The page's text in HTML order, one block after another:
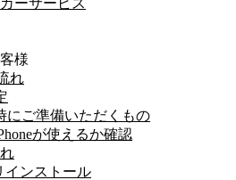
ーサービス
様
れ
にご準備いただくもの
が使えるか確認
インストール